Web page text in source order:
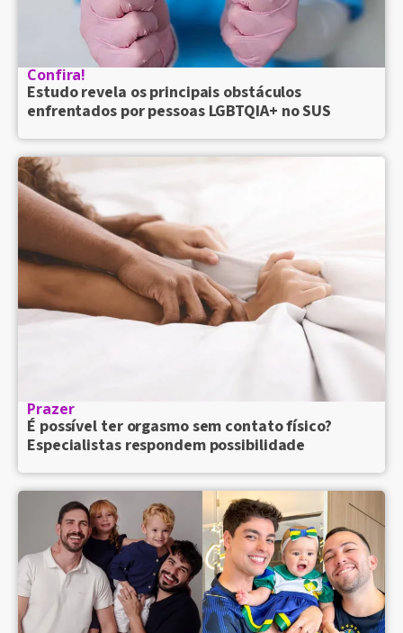
Confira!
Estudo revela os principais obstáculos
enfrentados por pessoas LGBTQIA+ no SUS
Prazer
É possível ter orgasmo sem contato físico?
Especialistas respondem possibilidade